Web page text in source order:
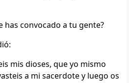
has convocado a tu gente?
mis dioses, que yo mismo
a mi sacerdote y luego os